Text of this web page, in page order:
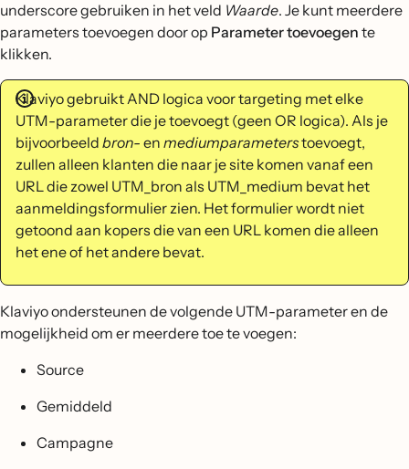
underscore gebruiken in het veld Waarde. Je kunt meerdere
parameters toevoegen door op Parameter toevoegen te
klikken.
Klaviyo gebruikt AND logica voor targeting met elke
UTM-parameter die je toevoegt (geen OR logica). Als je
bijvoorbeeld bron- en mediumparameterstoevoegt,
zullen alleen klanten die naar je site komen vanaf een
URL die zowel UTM_bron als UTM_medium bevat het
aanmeldingsformulier zien. Het formulier wordt niet
getoond aan kopers die van een URL komen die alleen
het ene of het andere bevat.
Klaviyo ondersteunen de volgende UTM-parameter en de
mogelijkheid om er meerdere toe te voegen:
Source
Gemiddeld
Campagne